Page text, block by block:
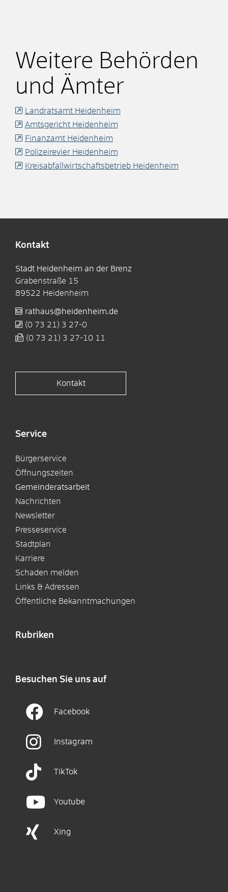
Weitere Behörden
und Ämter
Landratsamt Heidenheim
Amtsgericht Heidenheim
Finanzamt Heidenheim
Polizeirevier Heidenheim
Kreisabfallwirtschaftsbetrieb Heidenheim
Kontakt
Stadt Heidenheim an der Brenz
Grabenstraße 15
89522 Heidenheim
rathaus@heidenheim.de
(0 73 21) 3 27-0
(0 73 21) 3 27-10 11
Kontakt
Service
Bürgerservice
Öffnungszeiten
Gemeinderatsarbeit
Nachrichten
Newsletter
Presseservice
Stadtplan
Karriere
Schaden melden
Links & Adressen
Öffentliche Bekanntmachungen
Rubriken
Besuchen Sie uns auf
Facebook
Instagram
TikTok
Youtube
Xing